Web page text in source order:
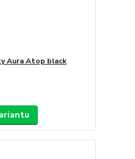
Aura Atop black